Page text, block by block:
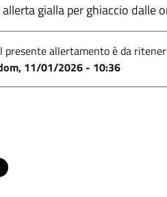
allerta gialla per ghiaccio
presente allertamento è da
11/01/2026 - 10:36